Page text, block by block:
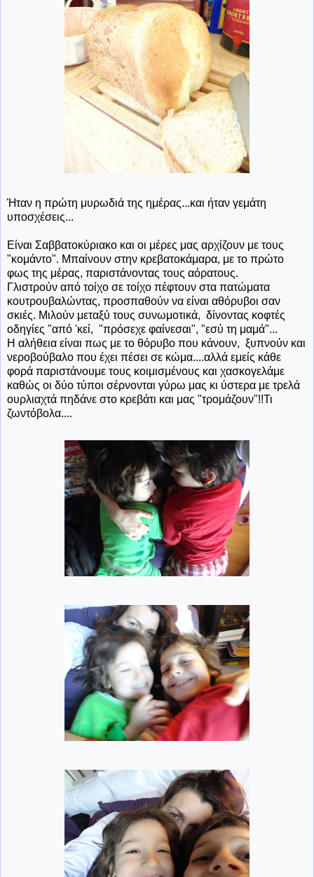
Ήταν η πρώτη μυρωδιά της ημέρας...και ήταν γεμάτη
υποσχέσεις...
Είναι Σαββατοκύριακο και οι μέρες μας αρχίζουν με τους
"κομάντο". Μπαίνουν στην κρεβατοκάμαρα, με το πρώτο
φως της μέρας, παριστάνοντας τους αόρατους.
Γλιστρούν από τοίχο σε τοίχο πέφτουν στα πατώματα
κουτρουβαλώντας, προσπαθούν να είναι αθόρυβοι σαν
σκιές. Μιλούν μεταξύ τους συνωμοτικά, δίνοντας κοφτές
οδηγίες "από 'κεί, "πρόσεχε φαίνεσαι", "εσύ τη μαμά"...
Η αλήθεια είναι πως με το θόρυβο που κάνουν, ξυπνούν και
νεροβούβαλο που έχει πέσει σε κώμα....αλλά εμείς κάθε
φορά παριστάνουμε τους κοιμισμένους και χασκογελάμε
καθώς οι δύο τύποι σέρνονται γύρω μας κι ύστερα με τρελά
ουρλιαχτά πηδάνε στο κρεβάτι και μας "τρομάζουν"!!Τι
ζωντόβολα....